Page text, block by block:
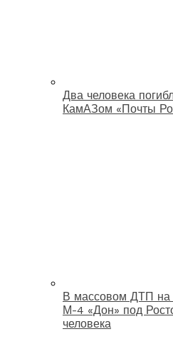
Два человека
КамАЗом «Почты
В массовом ДТП на
М-4 «Дон» под
человека